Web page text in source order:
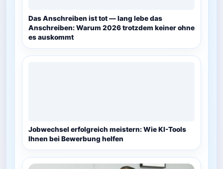
Das Anschreiben ist tot — lang lebe das
Anschreiben: Warum 2026 trotzdem keiner ohne
es auskommt
Jobwechsel erfolgreich meistern: Wie KI-Tools
Ihnen bei Bewerbung helfen